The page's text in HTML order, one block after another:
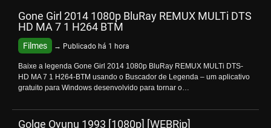
Gone Girl 2014 1080p BluRay REMUX MULTi DTS
HD MA 7 1 H264 BTM
Filmes → Publicado há 1 hora
Baixe a legenda Gone Girl 2014 1080p BluRay REMUX MULTi DTS-
HD MA 7 1 H264-BTM usando o Buscador de Legenda – um aplicativo
gratuito para Windows desenvolvido para tornar o…
Golge Oyunu 1993 [1080p] [WEBRip]